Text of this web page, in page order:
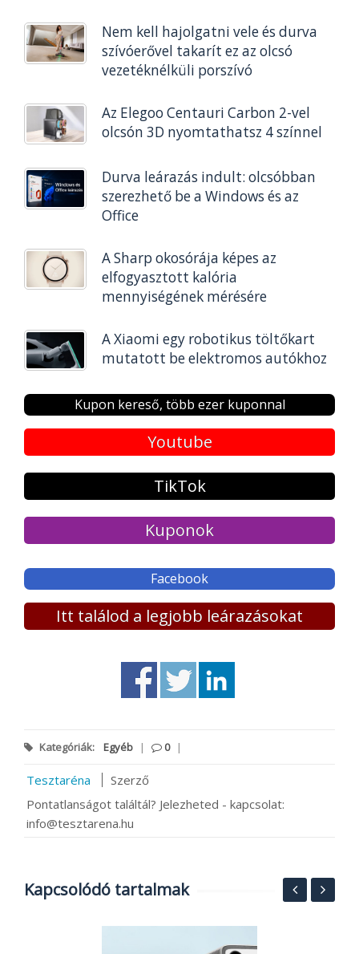
Nem kell hajolgatni vele és durva
szívóerővel takarít ez az olcsó
vezetéknélküli porszívó
Az Elegoo Centauri Carbon 2-vel
olcsón 3D nyomtathatsz 4 színnel
Durva leárazás indult: olcsóbban
szerezhető be a Windows és az
Office
A Sharp okosórája képes az
elfogyasztott kalória
mennyiségének mérésére
A Xiaomi egy robotikus töltőkart
mutatott be elektromos autókhoz
Kupon kereső, több ezer kuponnal
Youtube
TikTok
Kuponok
Facebook
Itt találod a legjobb leárazásokat
Kategóriák: Egyéb | 0 |
Tesztaréna
Szerző
Pontatlanságot találtál? Jelezheted - kapcsolat:
info@tesztarena.hu
Kapcsolódó tartalmak